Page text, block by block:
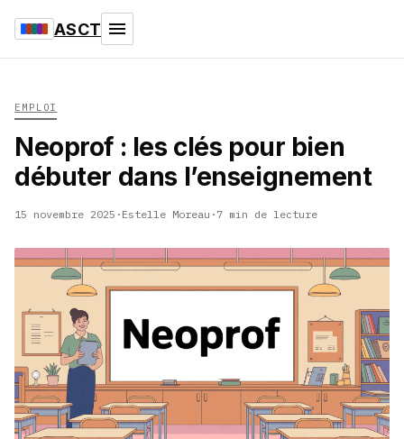
ASCT
EMPLOI
Neoprof : les clés pour bien
débuter dans l’enseignement
15 novembre 2025 · Estelle Moreau · 7 min de lecture